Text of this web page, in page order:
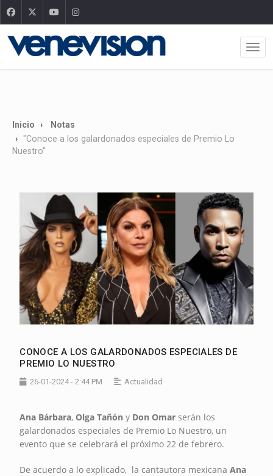
Inicio
Notas
"Conoce a los galardonados especiales de Premio Lo
Nuestro"
CONOCE A LOS GALARDONADOS ESPECIALES DE
PREMIO LO NUESTRO
26-01-2024 - 2:44 PM Actualidad
Ana Bárbara, Olga Tañón y Don Omar serán los
galardonados especiales de Premio Lo Nuestro, un
evento que se celebrará el próximo 22 de febrero.
De acuerdo a lo explicado, la cantautora mexicanaAna